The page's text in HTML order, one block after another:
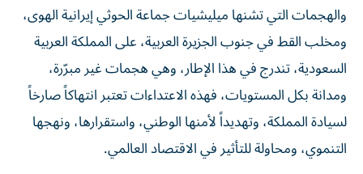
والهجمات التي تشنها ميليشيات جماعة الحوثي إيرانية الهوى،
ومخلب القط في جنوب الجزيرة العربية، على المملكة العربية
السعودية، تندرج في هذا الإطار، وهي هجمات غير مبرّرة،
ومدانة بكل المستويات، فهذه الاعتداءات تعتبر انتهاكاً صارخاً
لسيادة المملكة، وتهديداً لأمنها الوطني، واستقرارها، ونهجها
التنموي، ومحاولة للتأثير في الاقتصاد العالمي.